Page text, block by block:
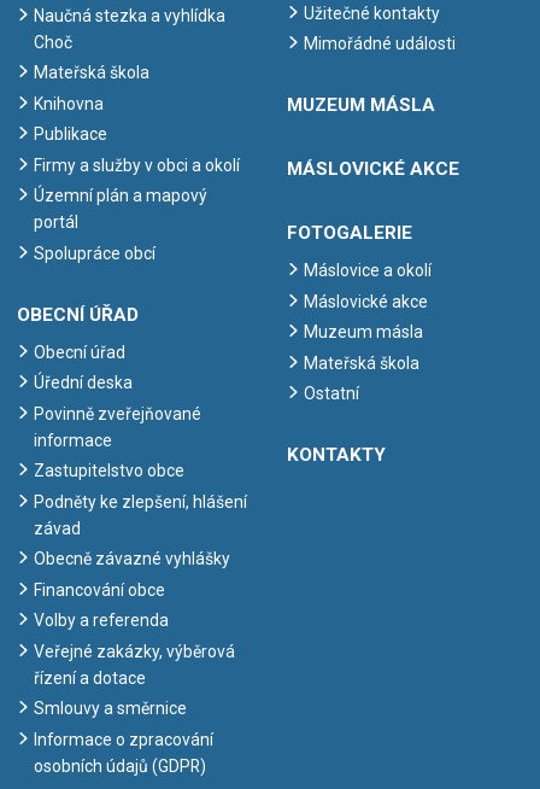
Naučná stezka a vyhlídka
Choč
Mateřská škola
Knihovna
Publikace
Firmy a služby v obci a okolí
Územní plán a mapový
portál
Spolupráce obcí
OBECNÍ ÚŘAD
Obecní úřad
Úřední deska
Povinně zveřejňované
informace
Zastupitelstvo obce
Podněty ke zlepšení, hlášení
závad
Obecně závazné vyhlášky
Financování obce
Volby a referenda
Veřejné zakázky, výběrová
řízení a dotace
Smlouvy a směrnice
Informace o zpracování
osobních údajů (GDPR)
Užitečné kontakty
Mimořádné události
MUZEUM MÁSLA
MÁSLOVICKÉ AKCE
FOTOGALERIE
Máslovice a okolí
Máslovické akce
Muzeum másla
Mateřská škola
Ostatní
KONTAKTY